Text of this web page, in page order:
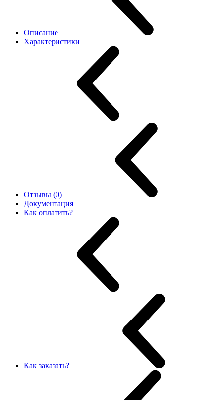
Описание
Характеристики
Отзывы (0)
Документация
Как оплатить?
Как заказать?